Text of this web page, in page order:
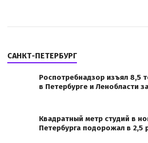
САНКТ-ПЕТЕРБУРГ
Роспотребнадзор изъял 8,5
в Петербурге и Ленобласти
Квадратный метр студий в
Петербурга подорожал в 2,5